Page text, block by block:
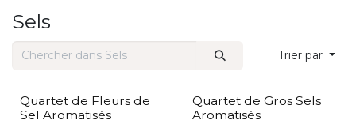
Sels
Trier par
Quartet de Fleurs de
Sel Aromatisés
Quartet de Gros Sels
Aromatisés